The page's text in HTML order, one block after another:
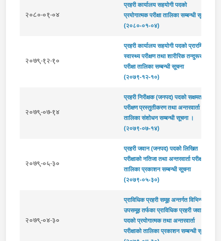
२०८०-०१-०४
प्रहरी कार्यालय सहयोगी पदको
प्रयोगात्मक परीक्षा तालिका सम्बन्धी सूचना
(२०८०-०१-०४)
२०७९-१२-१०
प्रहरी कार्यालय सहयोगी पदको प्रारम्भिक
स्वास्थ्य परीक्षण तथा शारीरिक तन्दुरूस्ती
परीक्षा तालिका सम्बन्धी सूचना
(२०७९-१२-१०)
२०७९-०७-१४
प्रहरी निरीक्षक (जनपद) पदको सक्षमता
परीक्षण प्रस्तुतीकरण तथा अन्तरवार्ता
तालिका संशोधन सम्बन्धी सूचना ।
(२०७९-०७-१४)
२०७९-०५-३०
प्रहरी जवान (जनपद) पदको लिखित
परीक्षाको नतिजा तथा अन्तरवार्ता परीक्षा
तालिका प्रकाशन सम्बन्धी सूचना
(२०७९-०५-३०)
२०७९-०४-३०
प्राविधिक प्रहरी समूह अन्तर्गत विभिन्न
उपसमूह तर्फका प्राविधिक प्रहरी जवान
पदको प्रयोगात्मक तथा अन्तरवार्ता
परीक्षाको तालिका प्रकाशन सम्बन्धी सूचना